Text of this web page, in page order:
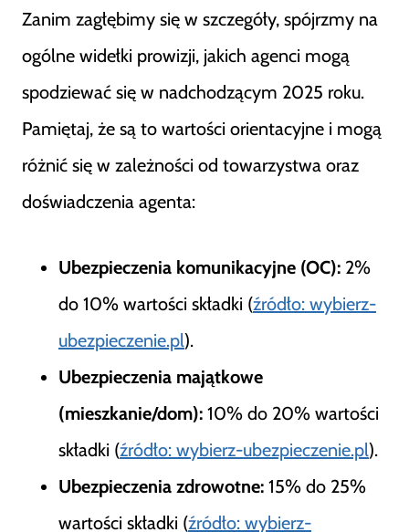
Zanim zagłębimy się w szczegóły, spójrzmy na
ogólne widełki prowizji, jakich agenci mogą
spodziewać się w nadchodzącym 2025 roku.
Pamiętaj, że są to wartości orientacyjne i mogą
różnić się w zależności od towarzystwa oraz
doświadczenia agenta:
Ubezpieczenia komunikacyjne (OC): 2%
do 10% wartości składki (źródło: wybierz-
ubezpieczenie.pl).
Ubezpieczenia majątkowe
(mieszkanie/dom): 10% do 20% wartości
składki (źródło: wybierz-ubezpieczenie.pl).
Ubezpieczenia zdrowotne: 15% do 25%
wartości składki (źródło: wybierz-